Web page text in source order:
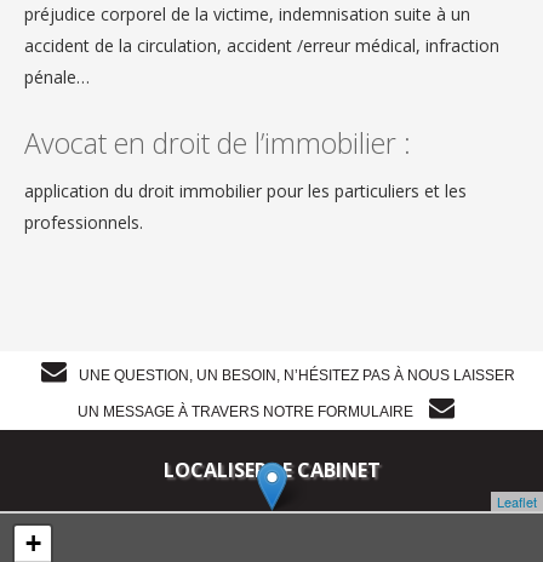
préjudice corporel de la victime, indemnisation suite à un
accident de la circulation, accident /erreur médical, infraction
pénale…
Avocat en droit de l’immobilier :
application du droit immobilier pour les particuliers et les
professionnels.
UNE QUESTION, UN BESOIN, N’HÉSITEZ PAS À NOUS LAISSER
UN MESSAGE À TRAVERS NOTRE FORMULAIRE
LOCALISER LE CABINET
+
Leaflet